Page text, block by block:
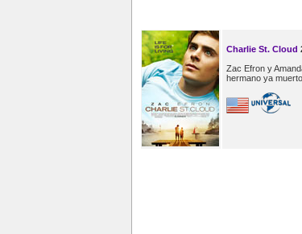
Charlie St. Cloud
Zac Efron y
hermano ya